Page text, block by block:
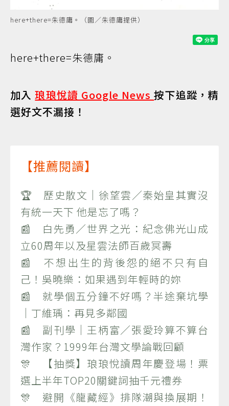
here+there=朱德庸。（圖／朱德庸提供）
here+there=朱德庸。
加入琅琅悅讀 Google News按下追蹤，精
選好文不漏接！
【推薦閱讀】
🏆 歷史散文｜徐望雲／秦始皇其實沒
有統一天下 他是忘了嗎？
📰 白先勇／世界之光：紀念佛光山成
立60周年以及星雲法師百歲冥壽
📰 不想出生的背後怨的絕不只有自
己！吳曉樂：如果遇到年輕時的妳
📰 就學個五分鐘不好嗎？半途棄坑學
｜丁維瑀：再見多鄰國
📰 副刊學｜王柄富／張愛玲算不算台
灣作家？1999年台灣文學論戰回顧
🎊 【抽獎】琅琅悅讀周年慶登場！票
選上半年TOP20關鍵詞抽千元禮券
🎊 避開《龍藏經》排隊潮與換展期！